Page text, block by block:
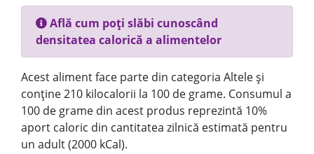
Află cum poți slăbi cunoscând
densitatea calorică a alimentelor
Acest aliment face parte din categoria Altele și
conține 210 kilocalorii la 100 de grame. Consumul a
100 de grame din acest produs reprezintă 10%
aport caloric din cantitatea zilnică estimată pentru
un adult (2000 kCal).